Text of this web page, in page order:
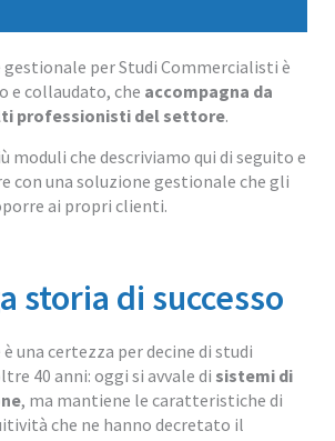
per Studi Commercialisti è
e collaudato, che accompagna da
professionisti del settore.
moduli che descriviamo qui di seguito e
con una soluzione gestionale che gli
ai propri clienti.
storia di successo
una certezza per decine di studi
40 anni: oggi si avvale di sistemi di
, ma mantiene le caratteristiche di
che ne hanno decretato il